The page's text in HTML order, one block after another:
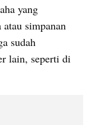
yang
simpanan
sudah
lain, seperti di